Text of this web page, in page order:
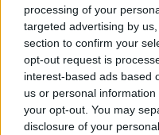
processing of your
targeted advertising by
section to confirm your
opt-out request is
interest-based ads based
us or personal
your opt-out. You may
disclosure of your
Ιανουαρίου τα
Το μεταναστευτικό
αμερικανικών
Νοεμβρίου τις
εξασφαλίζοντας μια